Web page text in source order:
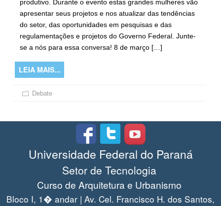
produtivo. Durante o evento estas grandes mulheres vão
apresentar seus projetos e nos atualizar das tendências
do setor, das oportunidades em pesquisas e das
regulamentações e projetos do Governo Federal. Junte-
se a nós para essa conversa! 8 de março […]
LEIA MAIS...
Debate
Universidade Federal do Paraná
Setor de Tecnologia
Curso de Arquitetura e Urbanismo
Bloco I, 1� andar | Av. Cel. Francisco H. dos Santos,